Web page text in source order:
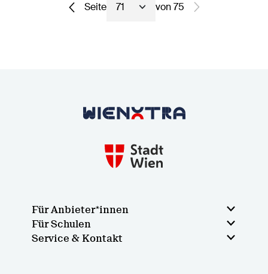
Seite
Seite auswählen von 75 Keine weiteren
Zurück zur Startseite
Für Anbieter*innen
Für Schulen
Service & Kontakt